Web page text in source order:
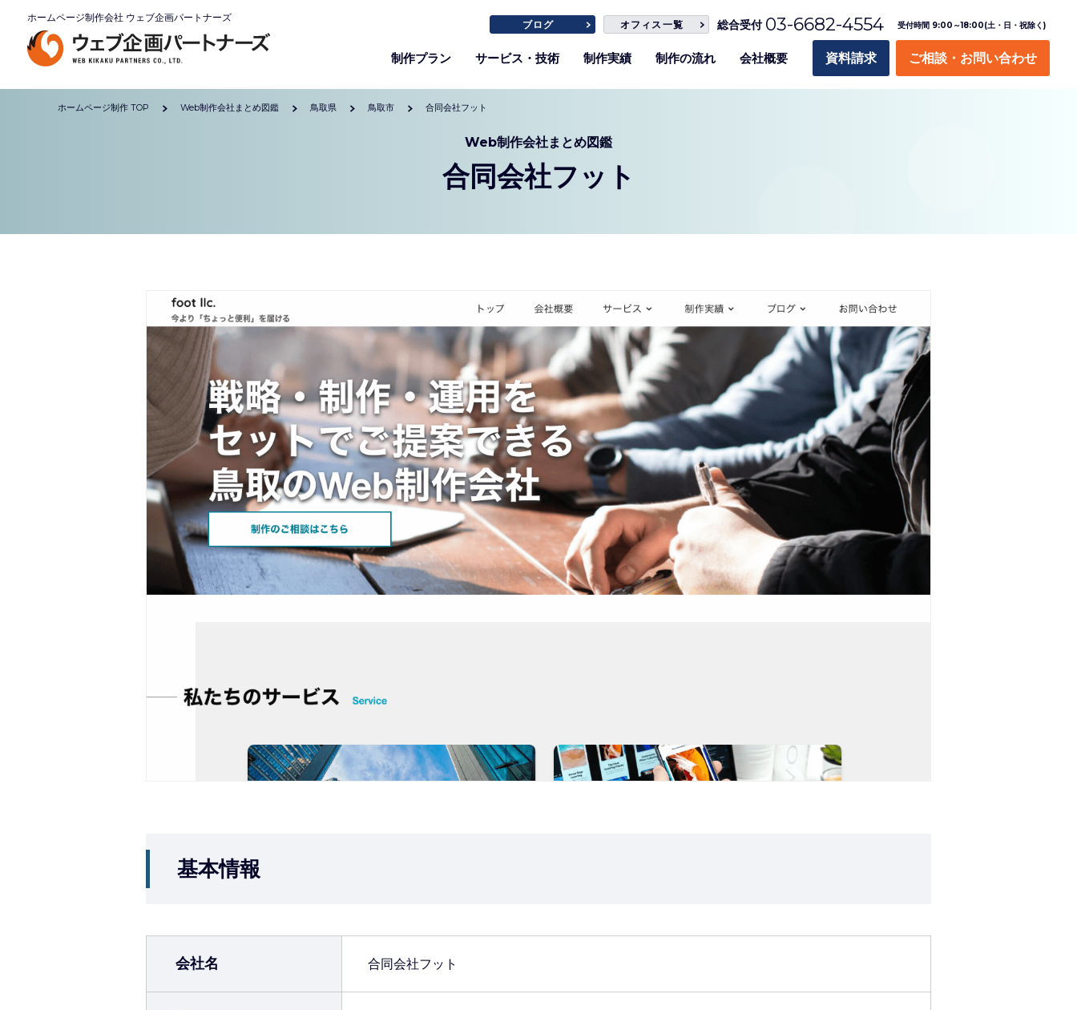
ホームページ制作会社 ウェブ企画パートナーズ
制作プラン サービス・技術 制作実績 制作の流れ 会社概要 資料請求 ご相談・お問い合わせ
ブログ オフィス一覧 総合受付 03-6682-4554 受付時間 9:00～18:00(土・日・祝除く)
ホームページ制作 TOP Web制作会社まとめ図鑑 鳥取県 鳥取市 合同会社フット
Web制作会社まとめ図鑑
合同会社フット
基本情報
会社名 合同会社フット